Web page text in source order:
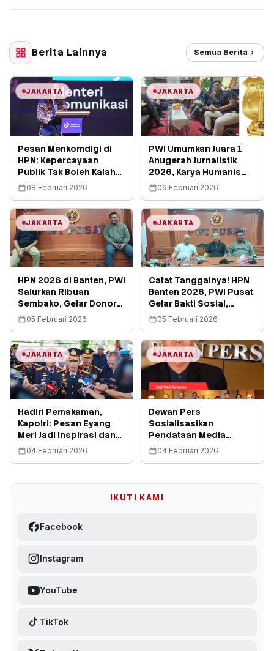
Berita Lainnya Semua Berita
JAKARTA
Pesan Menkomdigi di
HPN: Kepercayaan
Publik Tak Boleh Kalah
oleh Algoritma
08 Februari 2026
JAKARTA
PWI Umumkan Juara 1
Anugerah Jurnalistik
2026, Karya Humanis
Rekam Peran Polri di
Tengah Masyarakat
06 Februari 2026
JAKARTA
HPN 2026 di Banten, PWI
Salurkan Ribuan
Sembako, Gelar Donor
Darah dan Pemeriksaan
Kesehatan Gratis
05 Februari 2026
JAKARTA
Catat Tanggalnya! HPN
Banten 2026, PWI Pusat
Gelar Bakti Sosial,
Termasuk Penyaluran
3.000 Paket Sembako
05 Februari 2026
JAKARTA
Hadiri Pemakaman,
Kapolri: Pesan Eyang
Meri Jadi Inspirasi dan
Semangat Keluarga
Besar Polri
04 Februari 2026
JAKARTA
Dewan Pers
Sosialisasikan
Pendataan Media
Massa pada HPN 2026
di Banten
04 Februari 2026
IKUTI KAMI
Facebook
Instagram
YouTube
TikTok